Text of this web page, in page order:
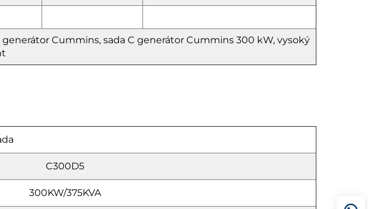
Cummins, sada C generátor Cummins 300 kW, vysoký
C300D5
300KW/375KVA